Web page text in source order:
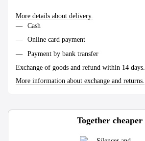
More details about delivery.
Cash
Online card payment
Payment by bank transfer
Exchange of goods and refund within 14 days.
More information about exchange and returns.
Together cheaper